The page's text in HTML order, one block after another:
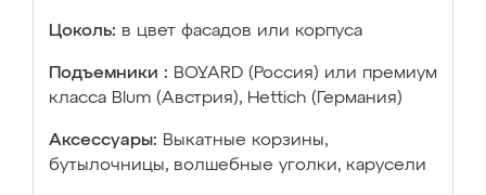
Цоколь: в цвет фасадов или корпуса
Подъемники : BOYARD (Россия) или премиум
класса Blum (Австрия), Hettich (Германия)
Аксессуары: Выкатные корзины,
бутылочницы, волшебные уголки, карусели